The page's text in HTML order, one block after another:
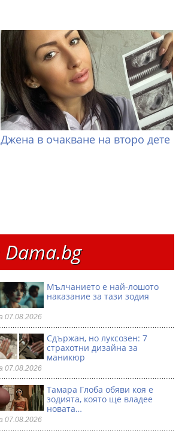
Джена в очакване на второ дете
Мълчанието е най-лошото
наказание за тази зодия
07.08.2026
Сдържан, но луксозен: 7
страхотни дизайна за
маникюр
07.08.2026
Тамара Глоба обяви коя е
зодията, която ще владее
новата…
07.08.2026